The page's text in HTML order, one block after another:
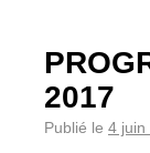
2017
Publié le 4 juin